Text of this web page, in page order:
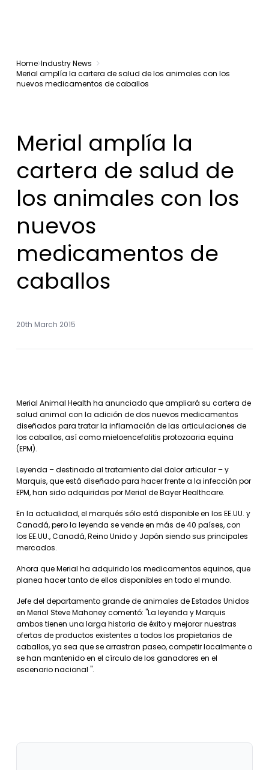
Home Industry News
Merial amplía la cartera de salud de los animales con los
nuevos medicamentos de caballos
Merial amplía la
cartera de salud de
los animales con los
nuevos
medicamentos de
caballos
20th March 2015
Merial Animal Health ha anunciado que ampliará su cartera de
salud animal con la adición de dos nuevos medicamentos
diseñados para tratar la inflamación de las articulaciones de
los caballos, así como mieloencefalitis protozoaria equina
(EPM).
Leyenda – destinado al tratamiento del dolor articular – y
Marquis, que está diseñado para hacer frente a la infección por
EPM, han sido adquiridas por Merial de Bayer Healthcare.
En la actualidad, el marqués sólo está disponible en los EE.UU. y
Canadá, pero la leyenda se vende en más de 40 países, con
los EE.UU., Canadá, Reino Unido y Japón siendo sus principales
mercados.
Ahora que Merial ha adquirido los medicamentos equinos, que
planea hacer tanto de ellos disponibles en todo el mundo.
Jefe del departamento grande de animales de Estados Unidos
en Merial Steve Mahoney comentó: "La leyenda y Marquis
ambos tienen una larga historia de éxito y mejorar nuestras
ofertas de productos existentes a todos los propietarios de
caballos, ya sea que se arrastran paseo, competir localmente o
se han mantenido en el círculo de los ganadores en el
escenario nacional ".